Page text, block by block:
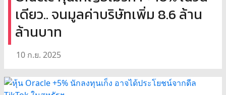
เดียว.. จนมูลค่าบริษัทเพิ่ม 8.6 ล้าน
ล้านบาท
10 ก.ย. 2025